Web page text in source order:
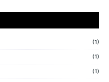
(1)
(1)
(1)